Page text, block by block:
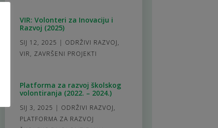
VIR: Volonteri za Inovaciju i
Razvoj (2025)
SIJ 12, 2025 | ODRŽIVI RAZVOJ,
VIR, ZAVRŠENI PROJEKTI
Platforma za razvoj školskog
volontiranja (2022. – 2024.)
SIJ 3, 2025 | ODRŽIVI RAZVOJ,
PLATFORMA ZA RAZVOJ